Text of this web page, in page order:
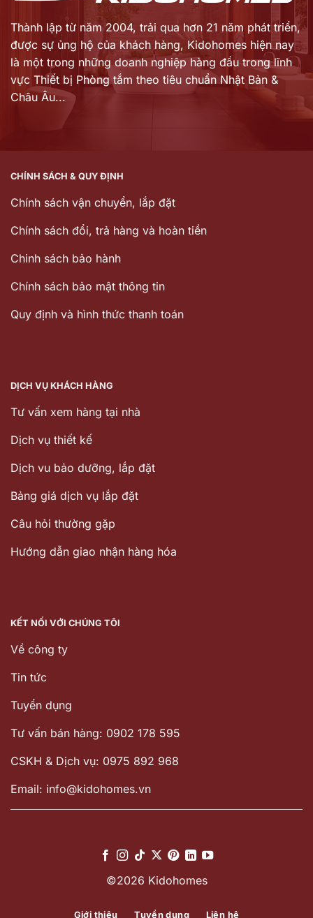
Thành lập từ năm 2004, trải qua hơn 21 năm phát triển,
được sự ủng hộ của khách hàng, Kidohomes hiện nay
là một trong những doanh nghiệp hàng đầu trong lĩnh
vực Thiết bị Phòng tắm theo tiêu chuẩn Nhật Bản &
Châu Âu...
CHÍNH SÁCH & QUY ĐỊNH
Chính sách vận chuyển, lắp đặt
Chính sách đổi, trả hàng và hoàn tiền
Chinh sách bảo hành
Chính sách bảo mật thông tin
Quy định và hình thức thanh toán
DỊCH VỤ KHÁCH HÀNG
Tư vấn xem hàng tại nhà
Dịch vụ thiết kế
Dịch vu bảo dưỡng, lắp đặt
Bảng giá dịch vụ lắp đặt
Câu hỏi thường gặp
Hướng dẫn giao nhận hàng hóa
KẾT NỐI VỚI CHÚNG TÔI
Về công ty
Tin tức
Tuyển dụng
Tư vấn bán hàng: 0902 178 595
CSKH & Dịch vụ: 0975 892 968
Email: info@kidohomes.vn
©2026 Kidohomes
Giới thiệu Tuyển dụng Liên hệ